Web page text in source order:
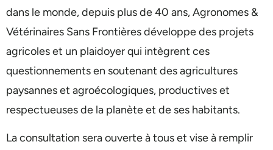
dans le monde, depuis plus de 40 ans, Agronomes &
Vétérinaires Sans Frontières développe des projets
agricoles et un plaidoyer qui intègrent ces
questionnements en soutenant des agricultures
paysannes et agroécologiques, productives et
respectueuses de la planète et de ses habitants.
La consultation sera ouverte à tous et vise à remplir